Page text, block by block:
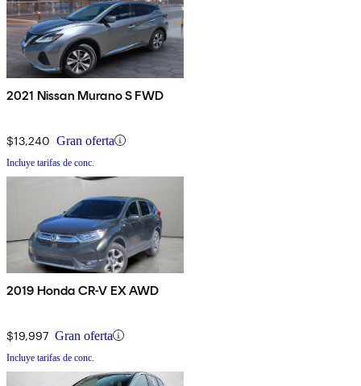
2021 Nissan Murano S FWD
$13,240 Gran oferta
Incluye tarifas de conc.
2019 Honda CR-V EX AWD
$19,997 Gran oferta
Incluye tarifas de conc.